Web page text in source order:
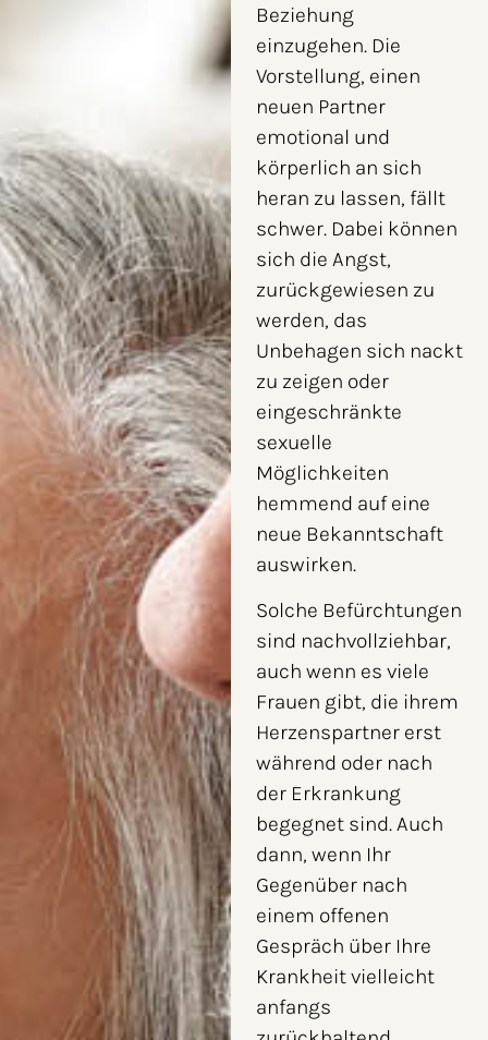
Beziehung
einzugehen. Die
Vorstellung, einen
neuen Partner
emotional und
körperlich an sich
heran zu lassen, fällt
schwer. Dabei können
sich die Angst,
zurückgewiesen zu
werden, das
Unbehagen sich nackt
zu zeigen oder
eingeschränkte
sexuelle
Möglichkeiten
hemmend auf eine
neue Bekanntschaft
auswirken.
Solche Befürchtungen
sind nachvollziehbar,
auch wenn es viele
Frauen gibt, die ihrem
Herzenspartner erst
während oder nach
der Erkrankung
begegnet sind. Auch
dann, wenn Ihr
Gegenüber nach
einem offenen
Gespräch über Ihre
Krankheit vielleicht
anfangs